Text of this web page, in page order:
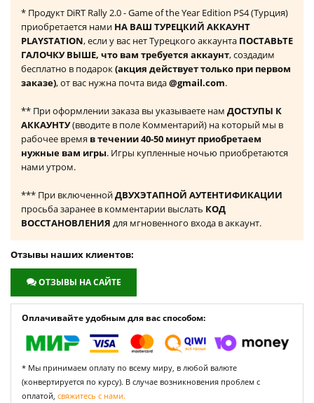
* Продукт DiRT Rally 2.0 - Game of the Year Edition PS4 (Турция)
приобретается нами НА ВАШ ТУРЕЦКИЙ АККАУНТ
PLAYSTATION, если у вас нет Турецкого аккаунта ПОСТАВЬТЕ
ГАЛОЧКУ ВЫШЕ, что вам требуется аккаунт, создадим
бесплатно в подарок(акция действует только при первом
заказе), от вас нужна почта вида@gmail.com.
** При оформлении заказа вы указываете нам ДОСТУПЫ К
АККАУНТУ(вводите в поле Комментарий) на который мы в
рабочее время в течении 40-50 минут приобретаем
нужные вам игры. Игры купленные ночью приобретаются
нами утром.
*** При включеннойДВУХЭТАПНОЙ АУТЕНТИФИКАЦИИ
просьба заранее в комментарии выслать КОД
ВОССТАНОВЛЕНИЯ для мгновенного входа в аккаунт.
Отзывы наших клиентов:
ОТЗЫВЫ НА САЙТЕ
Оплачивайте удобным для вас способом:
* Мы принимаем оплату по всему миру, в любой валюте
(конвертируется по курсу). В случае возникновения проблем с
оплатой, свяжитесь с нами.